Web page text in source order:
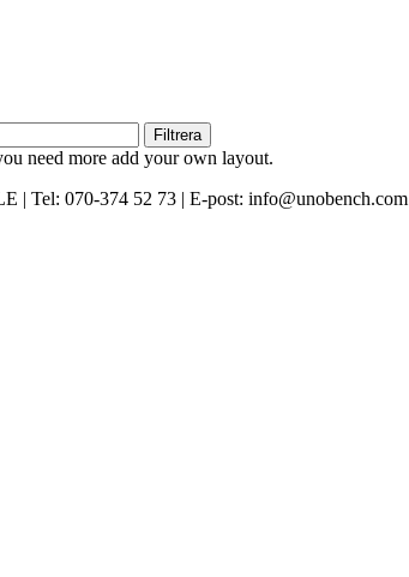
Filtrera
need more add your own layout.
| Tel: 070-374 52 73 | E-post: info@unobench.com